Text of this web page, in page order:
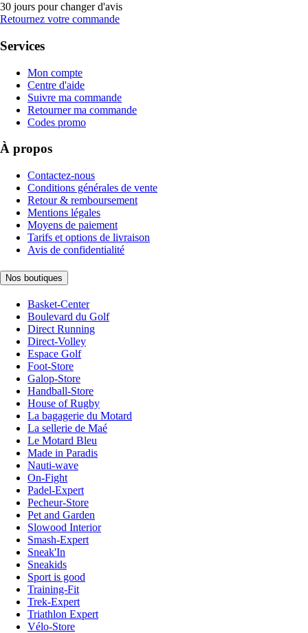
30 jours pour changer d'avis
Retournez votre commande
Services
Mon compte
Centre d'aide
Suivre ma commande
Retourner ma commande
Codes promo
À propos
Contactez-nous
Conditions générales de vente
Retour & remboursement
Mentions légales
Moyens de paiement
Tarifs et options de livraison
Avis de confidentialité
Nos boutiques
Basket-Center
Boulevard du Golf
Direct Running
Direct-Volley
Espace Golf
Foot-Store
Galop-Store
Handball-Store
House of Rugby
La bagagerie du Motard
La sellerie de Maé
Le Motard Bleu
Made in Paradis
Nauti-wave
On-Fight
Padel-Expert
Pecheur-Store
Pet and Garden
Slowood Interior
Smash-Expert
Sneak'In
Sneakids
Sport is good
Training-Fit
Trek-Expert
Triathlon Expert
Vélo-Store